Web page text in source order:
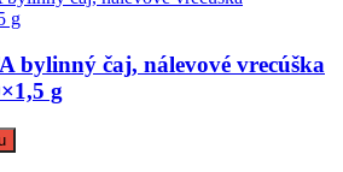
bylinný čaj, nálevové vrecúška
g